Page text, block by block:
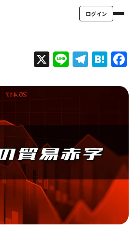
ログイン
X Line